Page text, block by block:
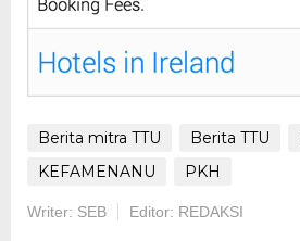
Berita mitra TTU Berita TTU
KEFAMENANU
PKH
Writer: SEB Editor: REDAKSI